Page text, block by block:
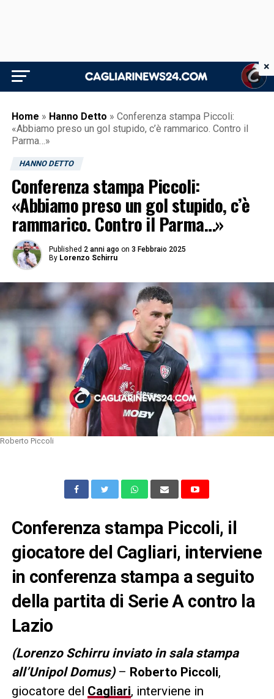
Home » Hanno Detto » Conferenza stampa Piccoli:
«Abbiamo preso un gol stupido, c’è rammarico. Contro il
Parma…»
HANNO DETTO
Conferenza stampa Piccoli:
«Abbiamo preso un gol stupido, c’è
rammarico. Contro il Parma…»
Published 2 anni ago on 3 Febbraio 2025
By Lorenzo Schirru
Roberto Piccoli
Conferenza stampa Piccoli, il
giocatore del Cagliari, interviene
in conferenza stampa a seguito
della partita di Serie A contro la
Lazio
(Lorenzo Schirru inviato in sala stampa
all’Unipol Domus)– Roberto Piccoli,
giocatore del Cagliari, interviene in
×